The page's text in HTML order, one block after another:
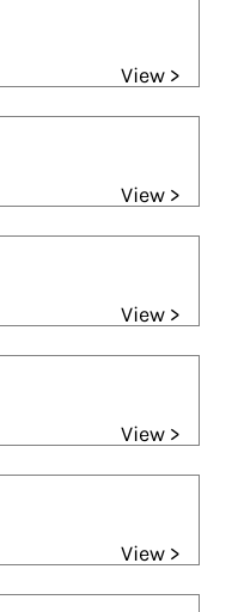
View >
View >
View >
View >
View >